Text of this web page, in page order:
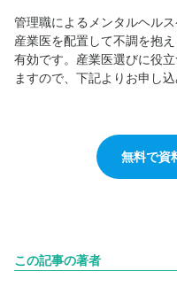
管理職によるメンタルヘル
産業医を配置して不調を抱
有効です。産業医選びに役
ますので、下記よりお申し込
無料で資
この記事の著者